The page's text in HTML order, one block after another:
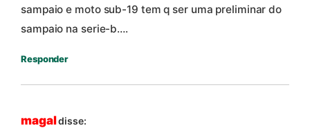
sampaio e moto sub-19 tem q ser uma preliminar do
sampaio na serie-b….
Responder
magaldisse: